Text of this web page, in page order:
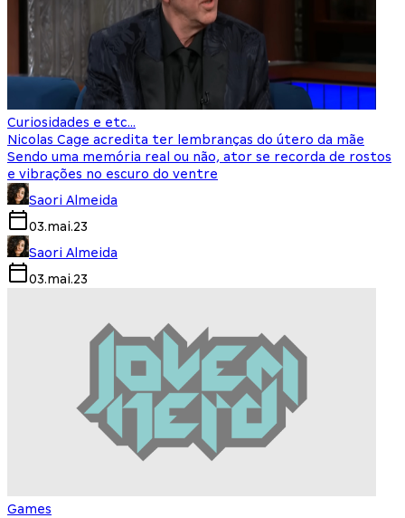
Curiosidades e etc...
Nicolas Cage acredita ter lembranças do útero da mãe
Sendo uma memória real ou não, ator se recorda de rostos
e vibrações no escuro do ventre
Saori Almeida
03.mai.23
Saori Almeida
03.mai.23
Games